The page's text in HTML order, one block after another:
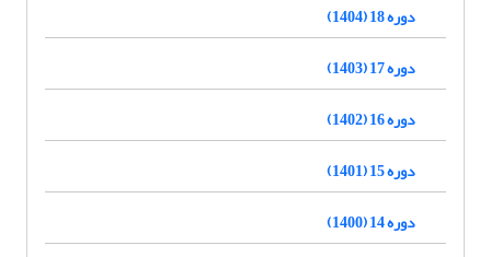
دوره 18 (1404)
دوره 17 (1403)
دوره 16 (1402)
دوره 15 (1401)
دوره 14 (1400)